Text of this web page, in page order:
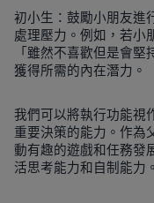
初小生：鼓勵小朋友進
處理壓力。例如，若小
「雖然不喜歡但是會
獲得所需的內在潛力。
我們可以將執行功能視
重要決策的能力。作為
動有趣的遊戲和任務發
活思考能力和自制能力。